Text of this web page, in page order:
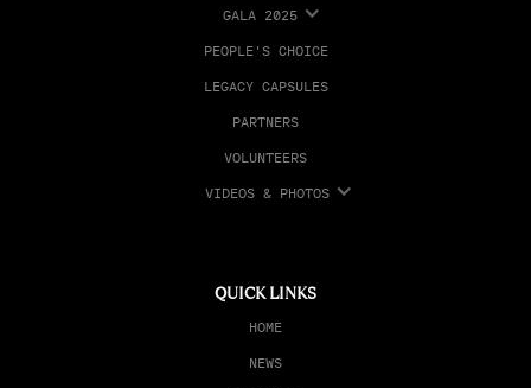
GALA 2025
PEOPLE'S CHOICE
LEGACY CAPSULES
PARTNERS
VOLUNTEERS
VIDEOS & PHOTOS
QUICK LINKS
HOME
NEWS